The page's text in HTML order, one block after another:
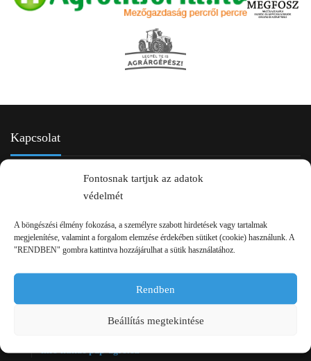
Fontosnak tartjuk az adatok
védelmét
A böngészési élmény fokozása, a személyre szabott hirdetések vagy tartalmak
megjelenítése, valamint a forgalom elemzése érdekében sütiket (cookie) használunk. A
"RENDBEN" gombra kattintva hozzájárulhat a sütik használatához.
Rendben
Beállítás megtekintése
Kapcsolat